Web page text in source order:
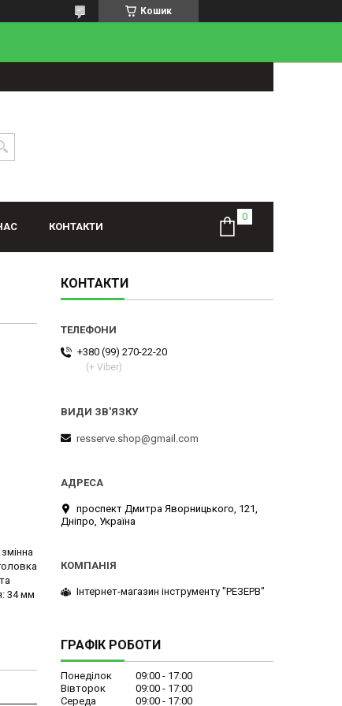
Кошик
КОНТАКТИ
34 мм
КОНТАКТИ
+380 (99) 270-22-20
(+ Viber)
resserve.shop@gmail.com
проспект Дмитра Яворницького, 121,
Дніпро, Україна
Інтернет-магазин інструменту "РЕЗЕРВ"
ГРАФІК РОБОТИ
Понеділок 09:00
17:00
Вівторок
09:00
17:00
Середа
09:00 17:00